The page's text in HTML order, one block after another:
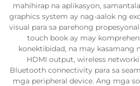
mahihirap na aplikasyon,
graphics system ay nag-aalok ng
visual para sa parehong
touch book ay may
konektibidad, na may kasamang
HDMI output, wireless
Bluetooth connectivity para sa
mga peripheral device. Ang mga